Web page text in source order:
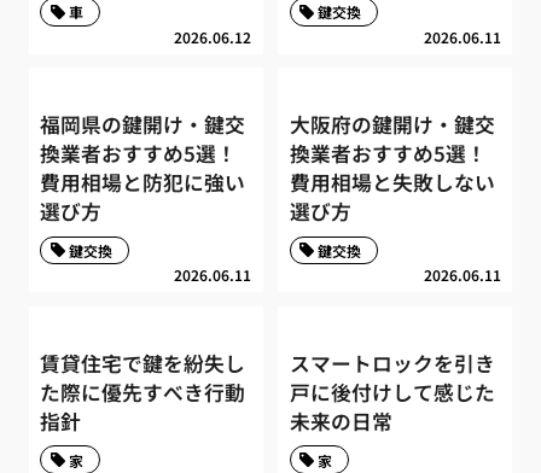
2026.06.12
車
2026.06.11
鍵交換
福岡県の鍵開け・鍵交
換業者おすすめ5選！
費用相場と防犯に強い
選び方
2026.06.11
鍵交換
大阪府の鍵開け・鍵交
換業者おすすめ5選！
費用相場と失敗しない
選び方
2026.06.11
鍵交換
賃貸住宅で鍵を紛失し
た際に優先すべき行動
指針
家
スマートロックを引き
戸に後付けして感じた
未来の日常
家